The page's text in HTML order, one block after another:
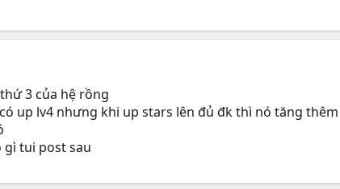
3 của hệ rồng
up lv4 nhưng khi up stars lên đủ đk thì nó tăng
tui post sau